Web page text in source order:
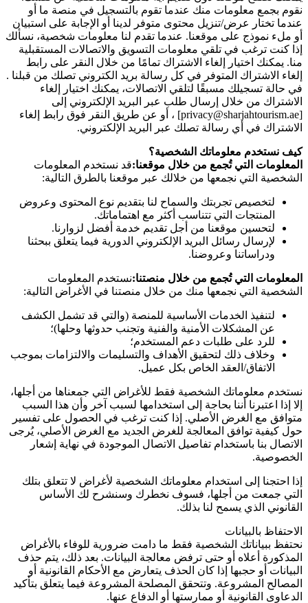
نقوم بجمع معلومات منك عندما تقوم بالتسجيل في منصة ما أو
عندما تختار عرض/تنزيل محتوى متوفر لدينا أو الإجابة على استبيان
أو ملء نموذج على موقعنا. عندما تقدم لنا معلومات شخصية، نسألك
إذا كنت ترغب في تلقي معلومات التسويق والاتصالات المستقبلية
منا. يمكنك اختيار إلغاء الاشتراك تمامًا من خلال النقر على رابط
إلغاء الاشتراك المتوفر في كل رسالة بريد الكتروني تصلك من قبلنا .
في حالة تسجيلك مسبقًا لتلقي الاتصالات، يمكنك اختيار إلغاء
الاشتراك من خلال إرسال طلب عبر البريد الإلكتروني إلى
[privacy@sharjahtourism.ae] ، أو عن طريق النقر فوق رابط إلغاء
الاشتراك في أي رسالة تصلك عبر البريد الإلكتروني.
كيف نستخدم معلوماتك الشخصية؟
المعلومات التي تُجمع من خلال موقعنا:قد نستخدم المعلومات
الشخصية التي نجمعها من خلالك عبر موقعنا بالطرق التالية:
لتخصيص تجربتك والسماح لنا بتقديم نوع المحتوى وعروض
المنتجات التي تتناسب أكثر مع اهتماماتك.
لتحسين موقعنا من أجل تقديم خدمة أفضل لزوارنا.
لإرسال رسائل البريد الإلكتروني الدورية فيما يتعلق ببحثنا
ودراساتنا وعروضنا.
المعلومات التي تُجمع من خلال منصتنا:نستخدم المعلومات
الشخصية التي نجمعها منك من خلال منصتنا في الأغراض التالية:
لتنفيذ الخدمات الأساسية للمنصة (والتي قد تشمل الكشف
عن المشكلات الأمنية والفنية وتجنب حدوثها وحلها)؛
للرد على طلبات دعم المستخدم؛
وخلاف ذلك لتحقيق الأهداف والتسليمات والالتزامات بموجب
الاتفاق/العقد الخاص بكل عميل.
نستخدم معلوماتك الشخصية فقط للأغراض التي جمعناها من أجلها،
إلا إذا اعتبرنا أننا بحاجة إلى استخدامها لسبب آخر وأن هذا السبب
متوافق مع الغرض الأصلي. إذا كنت ترغب في الحصول على تفسير
حول كيفية توافق المعالجة للغرض الجديد مع الغرض الأصلي، يُرجى
الاتصال بنا باستخدام تفاصيل الاتصال الموجودة في نهاية إشعار
الخصوصية.
إذا احتجنا إلى استخدام معلوماتك الشخصية لأغراض لا تتعلق بتلك
التي جمعت من أجلها، فسوف نخطرك وسنشرح لك الأساس
القانوني الذي يسمح لنا بذلك.
الاحتفاظ بالبيانات
نحتفظ ببياناتك الشخصية فقط ما دامت ضرورية للوفاء بالأغراض
المذكورة أعلاه أو حتى ترفض معالجة البيانات. بعد ذلك، يتم حذف
البيانات أو حجبها إذا كان الحذف يتعارض مع الأحكام القانونية أو
المصالح المشروعة. وتتحقق المصلحة المشروعة فيما يتعلق بتأكيد
الدعاوى القانونية أو ممارستها أو الدفاع عنها.